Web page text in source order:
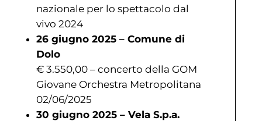
nazionale per lo spettacolo dal
vivo 2024
26 giugno 2025 – Comune di
Dolo
€ 3.550,00 – concerto della GOM
Giovane Orchestra Metropolitana
02/06/2025
30 giugno 2025 – Vela S.p.a.